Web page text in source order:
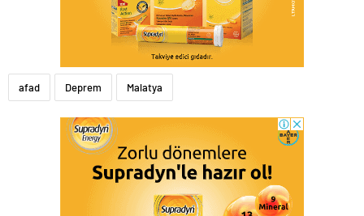
afad Deprem Malatya